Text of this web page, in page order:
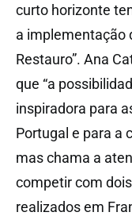
curto horizonte
a implementação
Restauro”. Ana
que “a
inspiradora para
Portugal e para a
mas chama a
competir com
realizados em